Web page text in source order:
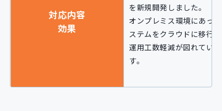
対応内容
効果
を新規開発しました。
オンプレミス環境にあっ
ステムをクラウドに移行
運用工数軽減が図れていま
す。